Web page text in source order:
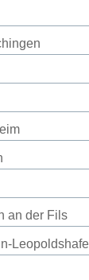
an der Fils